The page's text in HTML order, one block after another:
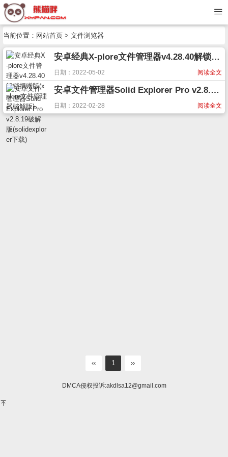
当前位置： 网站首页 > 文件浏览器
安卓经典X-plore文件管理器v4.28.40解锁捐赠版(xplore文件管理器破解版)
阅读全文
日期：2022-05-02
安卓文件管理器Solid Explorer Pro v2.8.19破解版(solidexplorer下载)
阅读全文
日期：2022-02-28
‹‹ 1 ››
DMCA侵权投诉:akdlsa12@gmail.com